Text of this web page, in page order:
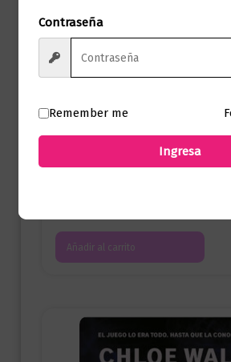
Redeeming 6 (Los chicos
Añadir al carrito
Contraseña
Remember me
Ingresa